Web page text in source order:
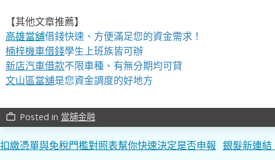
【其他文章推薦】
高雄當舖借錢快速、方便滿足您的資金需求！
楠梓機車借錢學生上班族皆可辦
新店汽車借款不限車種、有無分期均可貸
文山區當舖是您資金調度的好地方
work_outline Posted in 當舖金融
文
扣繳憑單與免稅門檻對照表幫你快速決定是否申報 銀髮新連